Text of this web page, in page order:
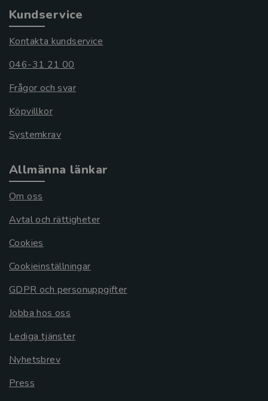
Kundservice
Kontakta kundservice
046-31 21 00
Frågor och svar
Köpvillkor
Systemkrav
Allmänna länkar
Om oss
Avtal och rättigheter
Cookies
Cookieinställningar
GDPR och personuppgifter
Jobba hos oss
Lediga tjänster
Nyhetsbrev
Press